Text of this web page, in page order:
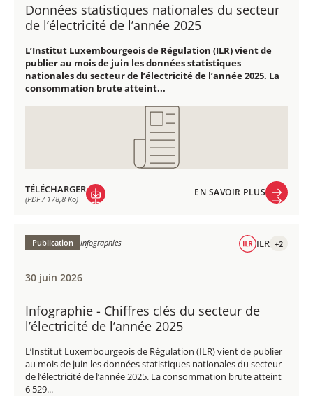
Données statistiques nationales du secteur
de l’électricité de l’année 2025
L’Institut Luxembourgeois de Régulation (ILR) vient de
publier au mois de juin les données statistiques
nationales du secteur de l’électricité de l’année 2025. La
consommation brute atteint...
TÉLÉCHARGER
(PDF / 178,8 Ko)
(PDF / 178,8 Ko)
EN SAVOIR PLUS
Publication Infographies ILR +2
30 juin 2026
Infographie - Chiffres clés du secteur de
l’électricité de l’année 2025
L’Institut Luxembourgeois de Régulation (ILR) vient de publier
au mois de juin les données statistiques nationales du secteur
de l’électricité de l’année 2025. La consommation brute atteint
6 529...